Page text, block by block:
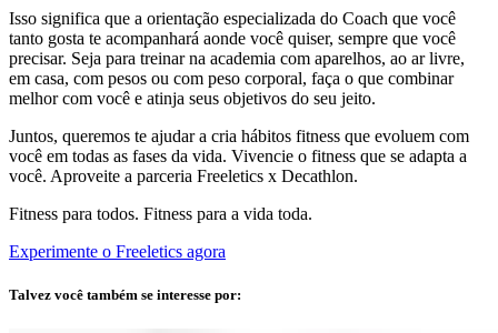
Isso significa que a orientação especializada do Coach que você
tanto gosta te acompanhará aonde você quiser, sempre que você
precisar. Seja para treinar na academia com aparelhos, ao ar livre,
em casa, com pesos ou com peso corporal, faça o que combinar
melhor com você e atinja seus objetivos do seu jeito.
Juntos, queremos te ajudar a cria hábitos fitness que evoluem com
você em todas as fases da vida. Vivencie o fitness que se adapta a
você. Aproveite a parceria Freeletics x Decathlon.
Fitness para todos. Fitness para a vida toda.
Experimente o Freeletics agora
Talvez você também se interesse por: